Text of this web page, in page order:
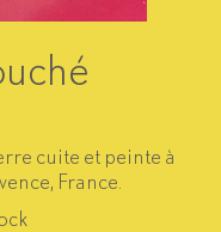
cuite et peinte à
France.